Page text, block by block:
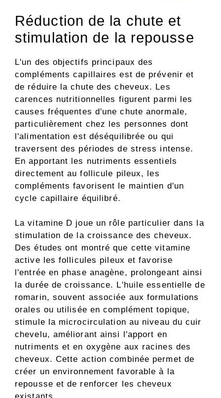
Réduction de la chute et
stimulation de la repousse
L'un des objectifs principaux des
compléments capillaires est de prévenir et
de réduire la chute des cheveux. Les
carences nutritionnelles figurent parmi les
causes fréquentes d'une chute anormale,
particulièrement chez les personnes dont
l'alimentation est déséquilibrée ou qui
traversent des périodes de stress intense.
En apportant les nutriments essentiels
directement au follicule pileux, les
compléments favorisent le maintien d'un
cycle capillaire équilibré.
La vitamine D joue un rôle particulier dans la
stimulation de la croissance des cheveux.
Des études ont montré que cette vitamine
active les follicules pileux et favorise
l'entrée en phase anagène, prolongeant ainsi
la durée de croissance. L'huile essentielle de
romarin, souvent associée aux formulations
orales ou utilisée en complément topique,
stimule la microcirculation au niveau du cuir
chevelu, améliorant ainsi l'apport en
nutriments et en oxygène aux racines des
cheveux. Cette action combinée permet de
créer un environnement favorable à la
repousse et de renforcer les cheveux